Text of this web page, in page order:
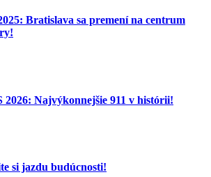
Bratislava sa premení na centrum
2026: Najvýkonnejšie 911 v histórii!
si jazdu budúcnosti!